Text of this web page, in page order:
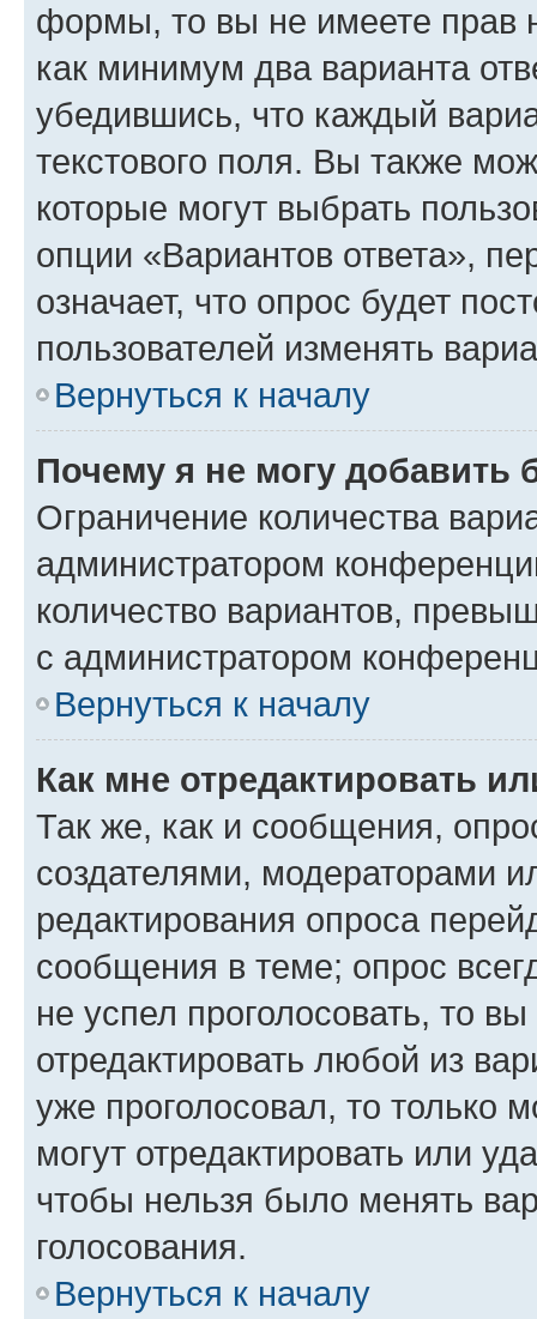
формы, то вы не имеете прав
как минимум два варианта
убедившись, что каждый
текстового поля. Вы также
которые могут выбрать
опции «Вариантов ответа»,
означает, что опрос будет
пользователей изменять
Вернуться к началу
Почему я не могу добавить
Ограничение количества
администратором
количество вариантов,
с администратором
Вернуться к началу
Как мне отредактировать
Так же, как и сообщения,
создателями, модераторами
редактирования опроса
сообщения в теме; опрос
не успел проголосовать, то
отредактировать любой из
уже проголосовал, то только
могут отредактировать или
чтобы нельзя было менять
голосования.
Вернуться к началу